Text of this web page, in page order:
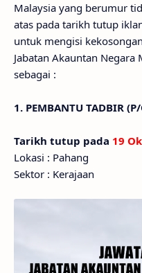
Malaysia yang berumur
atas pada tarikh tutup
untuk mengisi
Jabatan Akauntan Negara
sebagai :
1. PEMBANTU TADBIR
Tarikh tutup pada 19
Lokasi : Pahang
Sektor : Kerajaan